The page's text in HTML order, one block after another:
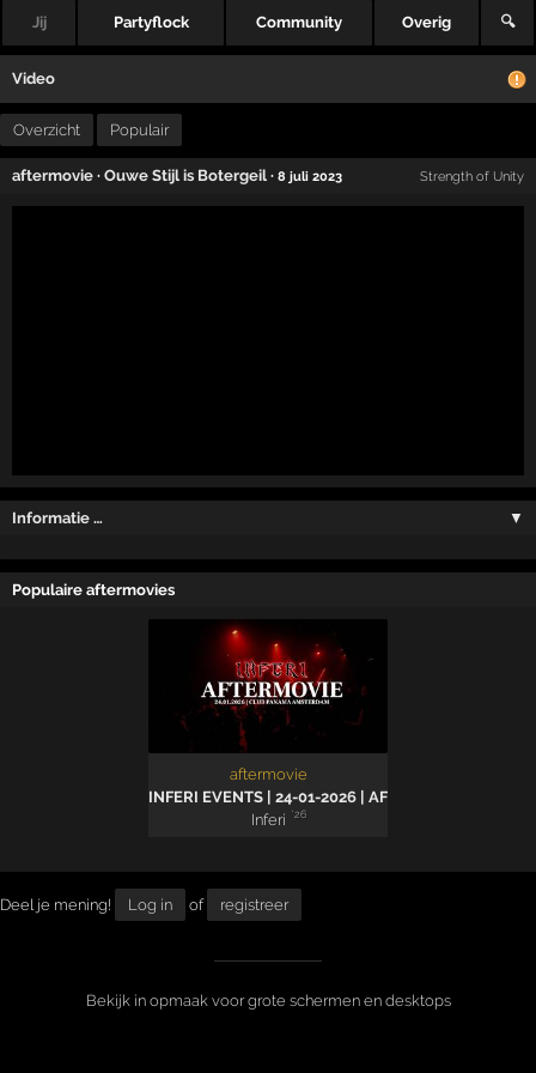
Jij Partyflock Community Overig 🔍
Video
Overzicht Populair
aftermovie ·Ouwe Stijl is Botergeil ·8 juli 2023 Strength of Unity
Informatie … ▼
Populaire aftermovies
aftermovie
INFERI EVENTS | 24-01-2026 | AFTERMOVIE
Inferi
'26
Deel je mening! Log in of registreer
Bekijk in opmaak voor grote schermen en desktops